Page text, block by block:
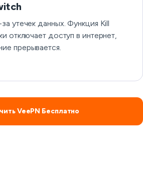
утечек данных. Функция Kill
отключает доступ в интернет,
прерывается.
VeePN Бесплатно